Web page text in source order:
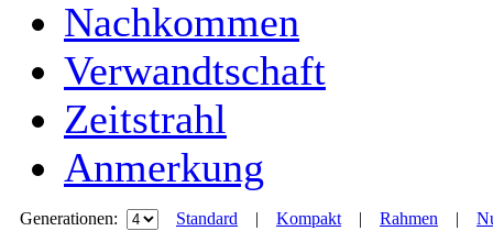
Nachkommen
Verwandtschaft
Zeitstrahl
Anmerkung
Generationen: Standard | Kompakt| Rahmen |